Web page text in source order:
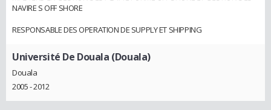
NAVIRE S OFF SHORE
RESPONSABLE DES OPERATION DE SUPPLY ET SHIPPING
Université De Douala (Douala)
Douala
2005 - 2012